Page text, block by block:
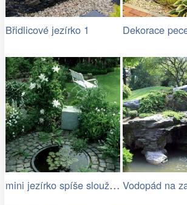
Břidlicové jezírko 1 Dekorace
mini jezírko spíše slouží jako pítko…